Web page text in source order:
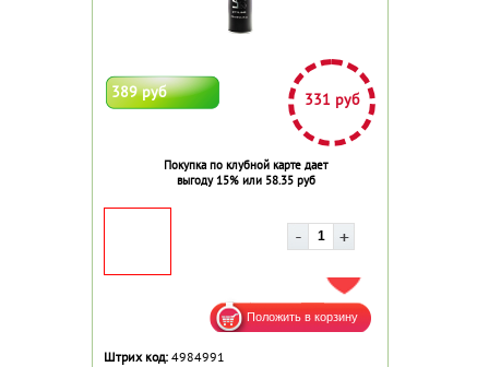
389 руб 331 руб
Покупка по клубной карте дает
выгоду 15% или 58.35 руб
ДОБАВИТЬ В ИЗБРАННОЕ
Штрих код: 4984991